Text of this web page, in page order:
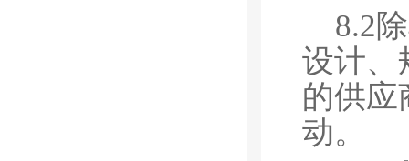
8.2
设计、
的供应
动。